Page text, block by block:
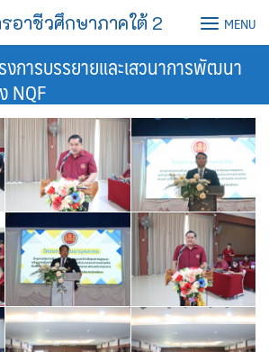
อาชีวศึกษาภาคใต้ 2 MENU
งการบรรยายและเสวนาการพัฒนา
NQF